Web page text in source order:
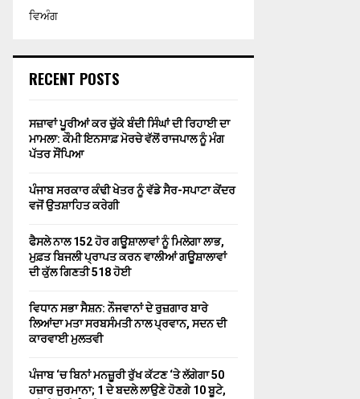
ਵਿਅੰਗ
RECENT POSTS
ਸਜ਼ਾਵਾਂ ਪੂਰੀਆਂ ਕਰ ਚੁੱਕੇ ਬੰਦੀ ਸਿੰਘਾਂ ਦੀ ਰਿਹਾਈ ਦਾ
ਮਾਮਲਾ: ਕੌਮੀ ਇਨਸਾਫ਼ ਮੋਰਚੇ ਵੱਲੋਂ ਰਾਜਪਾਲ ਨੂੰ ਮੰਗ
ਪੱਤਰ ਸੌਂਪਿਆ
ਪੰਜਾਬ ਸਰਕਾਰ ਕੰਢੀ ਖੇਤਰ ਨੂੰ ਵੱਡੇ ਸੈਰ-ਸਪਾਟਾ ਕੇਂਦਰ
ਵਜੋਂ ਉਤਸ਼ਾਹਿਤ ਕਰੇਗੀ
ਫੈਸਲੇ ਨਾਲ 152 ਹੋਰ ਗਊਸ਼ਾਲਾਵਾਂ ਨੂੰ ਮਿਲੇਗਾ ਲਾਭ,
ਮੁਫ਼ਤ ਬਿਜਲੀ ਪ੍ਰਾਪਤ ਕਰਨ ਵਾਲੀਆਂ ਗਊਸ਼ਾਲਾਵਾਂ
ਦੀ ਕੁੱਲ ਗਿਣਤੀ 518 ਹੋਈ
ਵਿਧਾਨ ਸਭਾ ਸੈਸ਼ਨ: ਨੌਜਵਾਨਾਂ ਦੇ ਰੁਜ਼ਗਾਰ ਬਾਰੇ
ਲਿਆਂਦਾ ਮਤਾ ਸਰਬਸੰਮਤੀ ਨਾਲ ਪ੍ਰਵਾਨ, ਸਦਨ ਦੀ
ਕਾਰਵਾਈ ਮੁਲਤਵੀ
ਪੰਜਾਬ ‘ਚ ਬਿਨਾਂ ਮਨਜ਼ੂਰੀ ਰੁੱਖ ਕੱਟਣ ‘ਤੇ ਲੱਗੇਗਾ 50
ਹਜ਼ਾਰ ਜੁਰਮਾਨਾ; 1 ਦੇ ਬਦਲੇ ਲਾਉਣੇ ਹੋਣਗੇ 10 ਬੂਟੇ,